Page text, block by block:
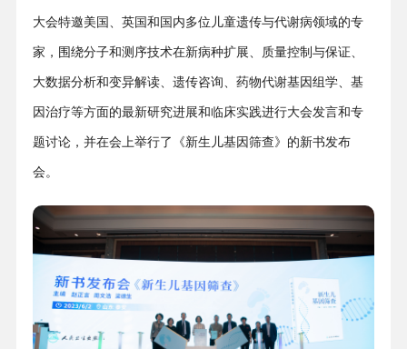
大会特邀美国、英国和国内多位儿童遗传与代谢病领域的专
家，围绕分子和测序技术在新病种扩展、质量控制与保证、
大数据分析和变异解读、遗传咨询、药物代谢基因组学、基
因治疗等方面的最新研究进展和临床实践进行大会发言和专
题讨论，并在会上举行了《新生儿基因筛查》的新书发布
会。